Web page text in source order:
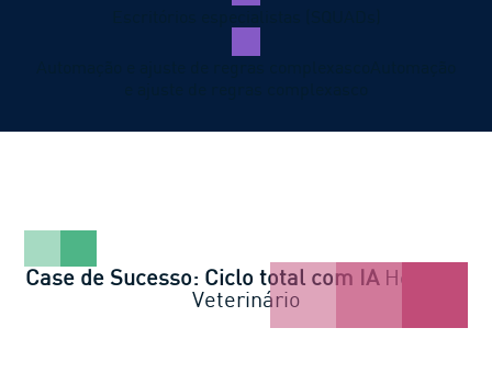
Case de Sucesso: Ciclo total com IA Hospital
Veterinário